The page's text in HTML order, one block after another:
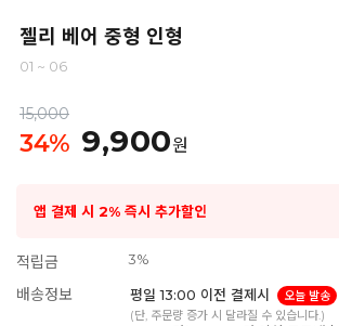
젤리 베어 중형 인형
01 ~ 06
15,000
34% 9,900원
앱 결제 시 2% 즉시 추가할인
적립금 3%
배송정보 평일 13:00 이전 결제시
오늘 발송
(단, 주문량 증가 시 달라질 수 있습니다.)